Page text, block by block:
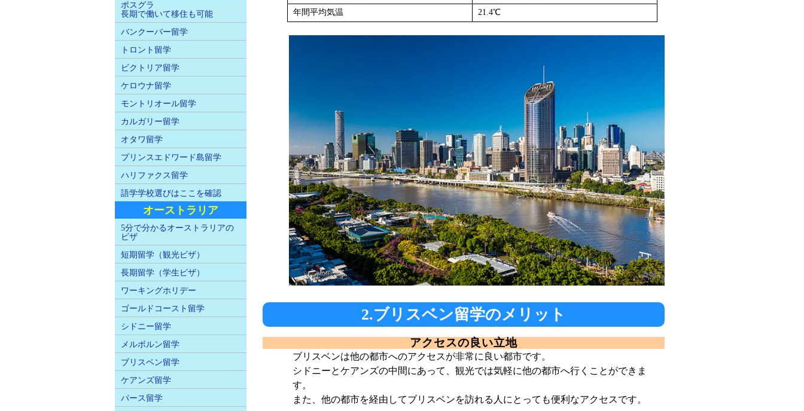
年間平均気温
21.4℃
2.ブリスベン留学のメリット
アクセスの良い立地
ブリスベンは他の都市へのアクセスが非常に良い都市です。
シドニーとケアンズの中間にあって、観光では気軽に他の都市へ行くことができま
す。
また、他の都市を経由してブリスベンを訪れる人にとっても便利なアクセスです。
ポスグラ
長期で働いて移住も可能
バンクーバー留学
トロント留学
ビクトリア留学
ケロウナ留学
モントリオール留学
カルガリー留学
オタワ留学
プリンスエドワード島留学
ハリファクス留学
語学学校選びはここを確認
オーストラリア
5分で分かるオーストラリアの
ビザ
短期留学（観光ビザ）
長期留学（学生ビザ）
ワーキングホリデー
ゴールドコースト留学
シドニー留学
メルボルン留学
ブリスベン留学
ケアンズ留学
パース留学